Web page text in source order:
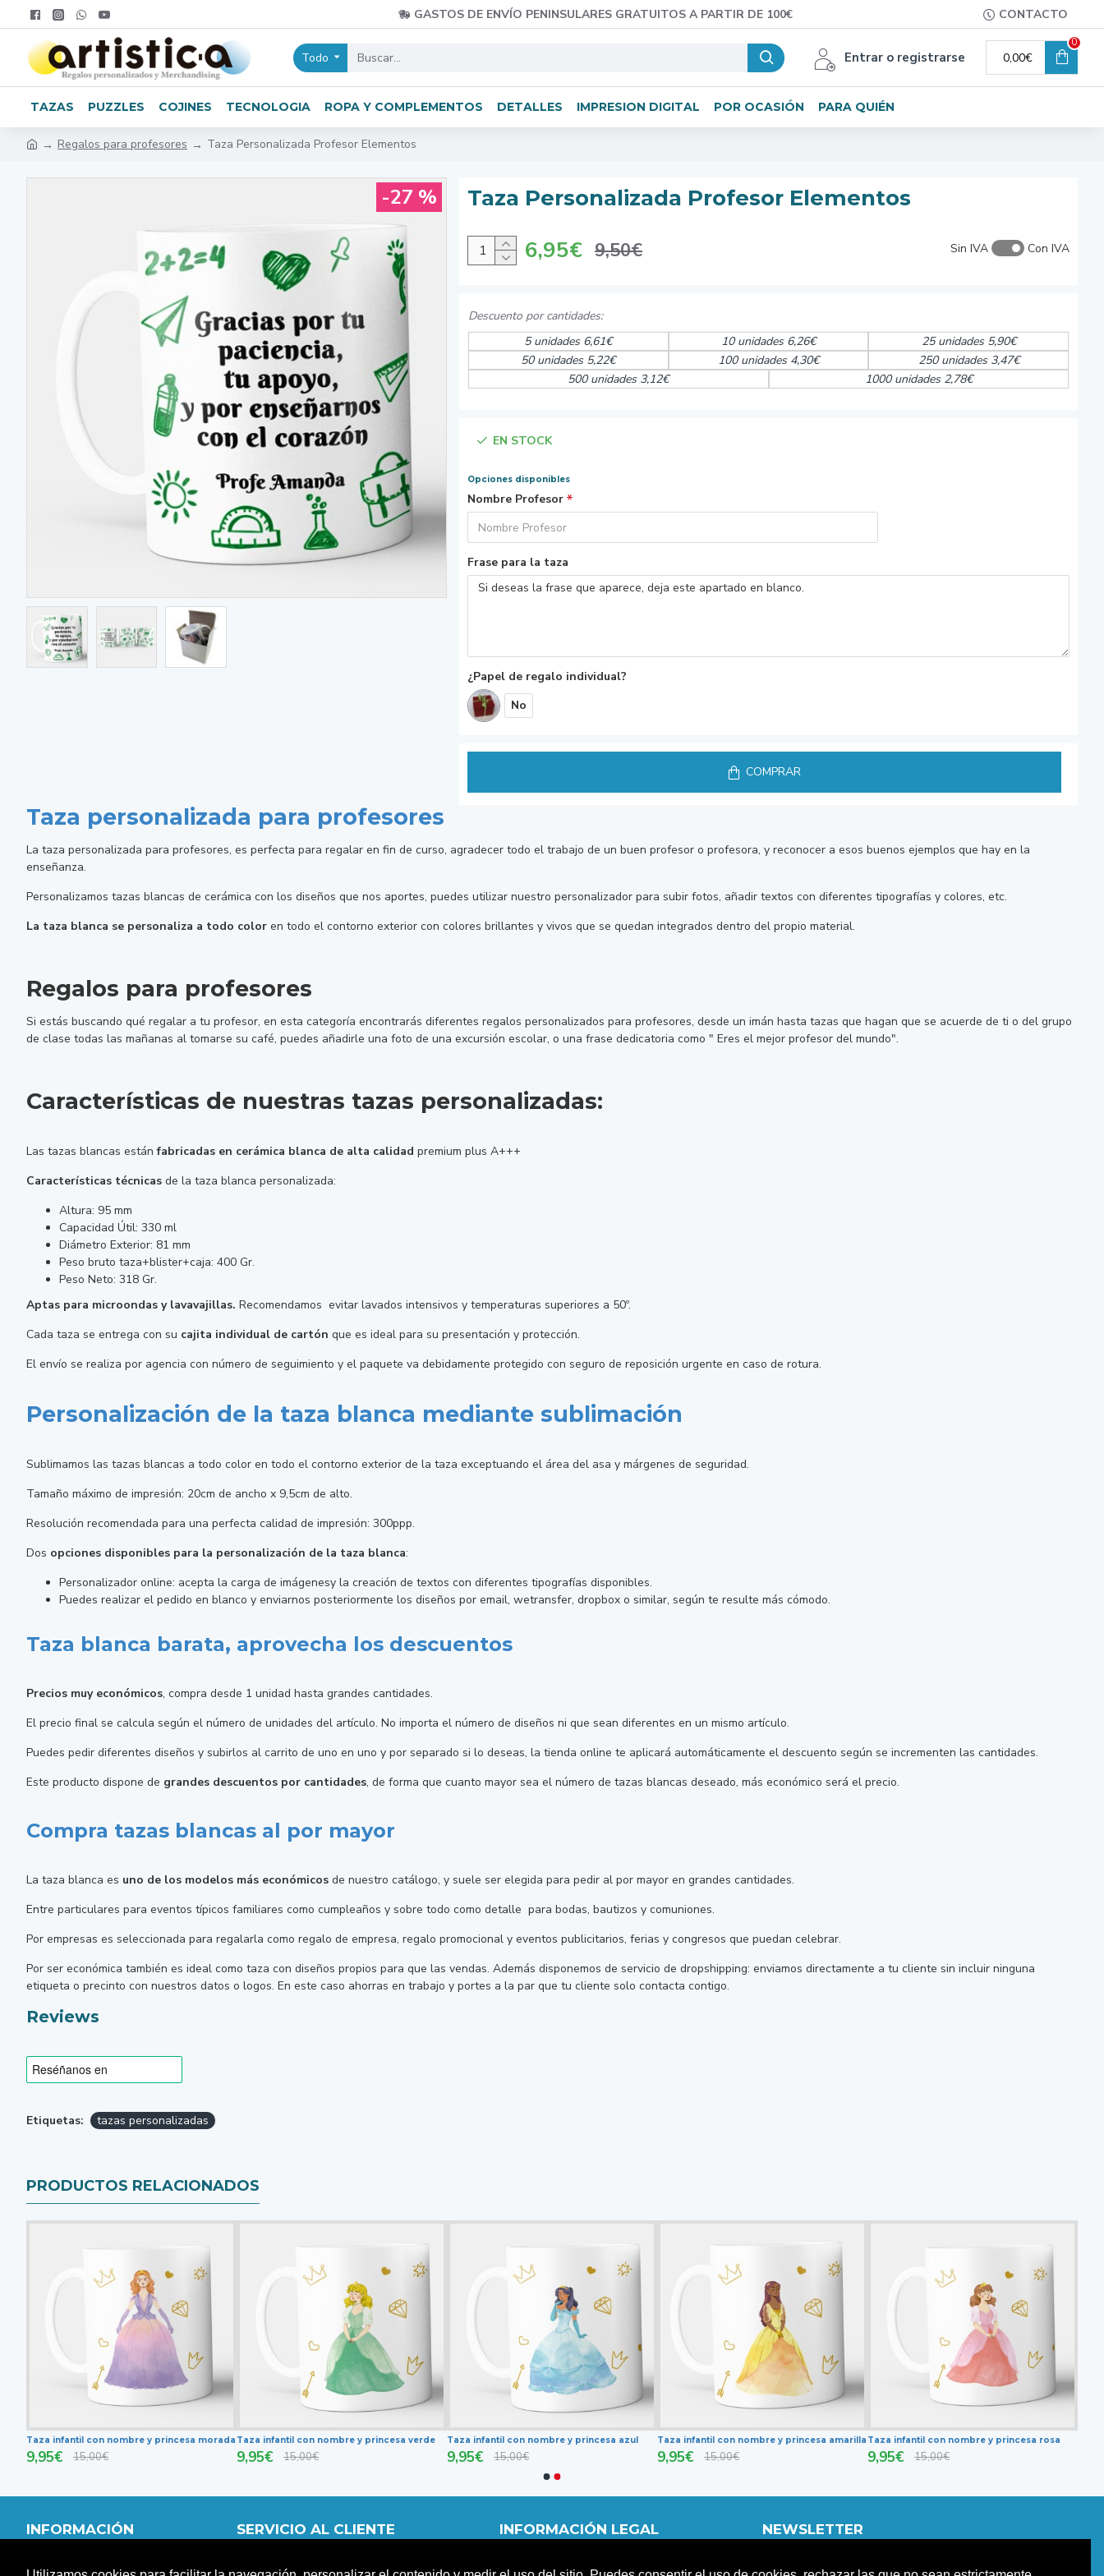
GASTOS DE ENVÍO PENINSULARES GRATUITOS A PARTIR DE 100€ CONTACTO
Todo Entrar o registrarse 0,00€
0
TAZAS PUZZLES COJINES TECNOLOGIA ROPA Y COMPLEMENTOS DETALLES IMPRESION DIGITAL POR OCASIÓN PARA QUIÉN
Regalos para profesores Taza Personalizada Profesor Elementos
-27 % Taza Personalizada Profesor Elementos
EN STOCK
6,95€ 9,50€ Sin IVA Con IVA
5 unidades 6,61€ 10 unidades 6,26€
25 unidades 5,90€
50 unidades 5,22€
100 unidades 4,30€
250 unidades 3,47€
500 unidades 3,12€
1000 unidades 2,78€
Opciones disponibles
Nombre Profesor
Frase para la taza
¿Papel de regalo individual?
No
COMPRAR
Taza personalizada para profesores
La taza personalizada para profesores, es perfecta para regalar en fin de curso, agradecer todo el trabajo de un buen profesor o profesora, y reconocer a esos buenos ejemplos que hay en la
enseñanza.
Personalizamos tazas blancas de cerámica con los diseños que nos aportes, puedes utilizar nuestro personalizador para subir fotos, añadir textos con diferentes tipografías y colores, etc.
La taza blanca se personaliza a todo color en todo el contorno exterior con colores brillantes y vivos que se quedan integrados dentro del propio material.
Regalos para profesores
Si estás buscando qué regalar a tu profesor, en esta categoría encontrarás diferentes regalos personalizados para profesores, desde un imán hasta tazas que hagan que se acuerde de ti o del grupo
de clase todas las mañanas al tomarse su café, puedes añadirle una foto de una excursión escolar, o una frase dedicatoria como " Eres el mejor profesor del mundo".
Características de nuestras tazas personalizadas:
Las tazas blancas estánfabricadas en cerámica blanca de alta calidad premium plus A+++
Características técnicas de la taza blanca personalizada:
Altura: 95 mm
Capacidad Útil: 330 ml
Diámetro Exterior: 81 mm
Peso bruto taza+blister+caja: 400 Gr.
Peso Neto: 318 Gr.
Aptas para microondas y lavavajillas. Recomendamos evitar lavados intensivos y temperaturas superiores a 50º.
Cada taza se entrega con su cajita individual de cartón que es ideal para su presentación y protección.
El envío se realiza por agencia con número de seguimiento y el paquete va debidamente protegido con seguro de reposición urgente en caso de rotura.
Personalización de la taza blanca mediante sublimación
Sublimamos las tazas blancas a todo color en todo el contorno exterior de la taza exceptuando el área del asa y márgenes de seguridad.
Tamaño máximo de impresión: 20cm de ancho x 9,5cm de alto.
Resolución recomendada para una perfecta calidad de impresión: 300ppp.
Dos opciones disponibles para la personalización de la taza blanca:
Personalizador online: acepta la carga de imágenesy la creación de textos con diferentes tipografías disponibles.
Puedes realizar el pedido en blanco y enviarnos posteriormente los diseños por email, wetransfer, dropbox o similar, según te resulte más cómodo.
Taza blanca barata, aprovecha los descuentos
Precios muy económicos, compra desde 1 unidad hasta grandes cantidades.
El precio final se calcula según el número de unidades del artículo. No importa el número de diseños ni que sean diferentes en un mismo artículo.
Puedes pedir diferentes diseños y subirlos al carrito de uno en uno y por separado si lo deseas, la tienda online te aplicará automáticamente el descuento según se incrementen las cantidades.
Este producto dispone de grandes descuentos por cantidades, de forma que cuanto mayor sea el número de tazas blancas deseado, más económico será el precio.
Compra tazas blancas al por mayor
La taza blanca es uno de los modelos más económicos de nuestro catálogo, y suele ser elegida para pedir al por mayor en grandes cantidades.
Entre particulares para eventos típicos familiares como cumpleaños y sobre todo como detalle para bodas, bautizos y comuniones.
Por empresas es seleccionada para regalarla como regalo de empresa, regalo promocional y eventos publicitarios, ferias y congresos que puedan celebrar.
Por ser económica también es ideal como taza con diseños propios para que las vendas. Además disponemos de servicio de dropshipping: enviamos directamente a tu cliente sin incluir ninguna
etiqueta o precinto con nuestros datos o logos. En este caso ahorras en trabajo y portes a la par que tu cliente solo contacta contigo.
Reviews
Etiquetas: tazas personalizadas
PRODUCTOS RELACIONADOS
Taza infantil con nombre y princesa morada
9,95€ 15,00€
Taza infantil con nombre y princesa verde
9,95€ 15,00€
Taza infantil con nombre y princesa azul
9,95€ 15,00€
Taza infantil con nombre y princesa amarilla
9,95€ 15,00€
Taza infantil con nombre y princesa rosa
9,95€ 15,00€
INFORMACIÓN SERVICIO AL CLIENTE INFORMACIÓN LEGAL NEWSLETTER